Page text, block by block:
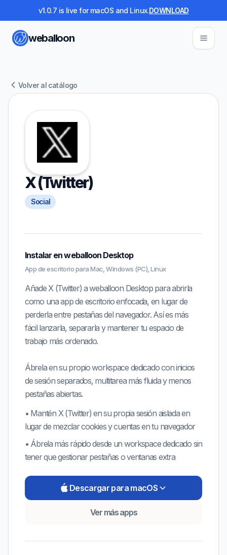
v1.0.7 is live for macOS and Linux.DOWNLOAD
weballoon
Volver al catálogo
X (Twitter)
Social
Instalar en weballoon Desktop
App de escritorio para Mac, Windows (PC), Linux
Añade X (Twitter) a weballoon Desktop para abrirla
como una app de escritorio enfocada, en lugar de
perderla entre pestañas del navegador. Así es más
fácil lanzarla, separarla y mantener tu espacio de
trabajo más ordenado.
Ábrela en su propio workspace dedicado con inicios
de sesión separados, multitarea más fluida y menos
pestañas abiertas.
• Mantén X (Twitter) en su propia sesión aislada en
lugar de mezclar cookies y cuentas en tu navegador
• Ábrela más rápido desde un workspace dedicado sin
tener que gestionar pestañas o ventanas extra
Descargar para macOS
Ver más apps